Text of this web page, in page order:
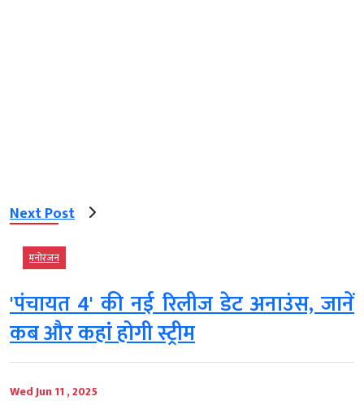
Next Post
मनोरंजन
'पंचायत 4' की नई रिलीज डेट अनाउंस, जानें
कब और कहां होगी स्ट्रीम
Wed Jun 11 , 2025